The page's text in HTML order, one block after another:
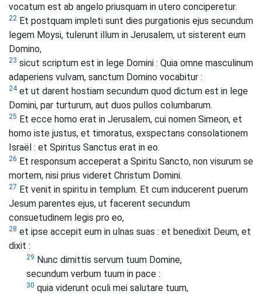
vocatum est ab angelo priusquam in utero conciperetur.
22 Et postquam impleti sunt dies purgationis ejus secundum
legem Moysi, tulerunt illum in Jerusalem, ut sisterent eum
Domino,
23 sicut scriptum est in lege Domini : Quia omne masculinum
adaperiens vulvam, sanctum Domino vocabitur :
24et ut darent hostiam secundum quod dictum est in lege
Domini, par turturum, aut duos pullos columbarum.
25 Et ecce homo erat in Jerusalem, cui nomen Simeon, et
homo iste justus, et timoratus, exspectans consolationem
Israël : et Spiritus Sanctus erat in eo.
26 Et responsum acceperat a Spiritu Sancto, non visurum se
mortem, nisi prius videret Christum Domini.
27 Et venit in spiritu in templum. Et cum inducerent puerum
Jesum parentes ejus, ut facerent secundum
consuetudinem legis pro eo,
28 et ipse accepit eum in ulnas suas : et benedixit Deum, et
dixit :
29 Nunc dimittis servum tuum Domine,
secundum verbum tuum in pace :
30 quia viderunt oculi mei salutare tuum,